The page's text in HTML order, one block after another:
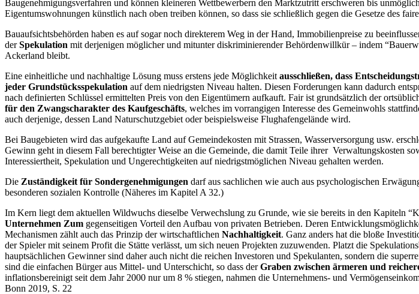
Baugenehmigungsverfahren und können kleineren Wettbewerbern den Marktzutritt erschweren bis
Eigentumswohnungen künstlich nach oben treiben können, so dass sie schließlich gegen die Gesetze des
Bauaufsichtsbehörden haben es auf sogar noch direkterem Weg in der Hand, Immobilienpreise zu
derSpekulation mit derjenigen möglicher und mitunter diskriminierender Behördenwillkür – indem
Ackerland bleibt.
Eine einheitliche und nachhaltige Lösung muss erstens jede Möglichkeit ausschließen, dass
jeder Grundstücksspekulation auf dem niedrigsten Niveau halten. Diesen Forderungen kann dadurch
nach definierten Schlüssel ermittelten Preis von den Eigentümern aufkauft. Fair ist grundsätzlich der
für den Zwangscharakter des Kaufgeschäfts, welches im vorrangigen Interesse des Gemeinwohls
auch derjenige, dessen Land Naturschutzgebiet oder beispielsweise Flughafengelände wird.
Bei Baugebieten wird das aufgekaufte Land auf Gemeindekosten mit Strassen, Wasserversorgung usw.
Gewinn geht in diesem Fall berechtigter Weise an die Gemeinde, die damit Teile ihrer Verwaltungskosten
Interessiertheit, Spekulation und Ungerechtigkeiten auf niedrigstmöglichen Niveau gehalten werden.
Die Zuständigkeit für Sondergenehmigungen darf aus sachlichen wie auch aus psychologischen
besonderen sozialen Kontrolle (Näheres im Kapitel A 32.)
Im Kern liegt dem aktuellen Wildwuchs dieselbe Verwechslung zu Grunde, wie sie bereits in den Kapiteln
Unternehmen Zum gegenseitigen Vorteil den Aufbau von privaten Betrieben. Deren
Mechanismen zählt auch das Prinzip der wirtschaftlichen Nachhaltigkeit. Ganz anders hat die bloße
der Spieler mit seinem Profit die Stätte verlässt, um sich neuen Projekten zuzuwenden. Platzt die
hauptsächlichen Gewinner sind daher auch nicht die reichen Investoren und Spekulanten, sondern die
sind die einfachen Bürger aus Mittel- und Unterschicht, so dass derGraben zwischen ärmeren und
inflationsbereinigt seit dem Jahr 2000 nur um 8 % stiegen, nahmen die Unternehmens- und
Bonn 2019, S. 22